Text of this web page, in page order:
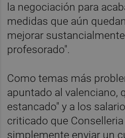
la negociación para
medidas que aún
mejorar
profesorado".
Como temas más
apuntado al valenciano,
estancado" y a los
criticado que
simplemente enviar un